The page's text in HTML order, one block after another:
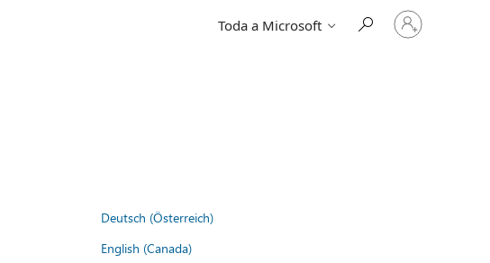
Toda a Microsoft
Entre
em
sua
Deutsch (Österreich)
English (Canada)